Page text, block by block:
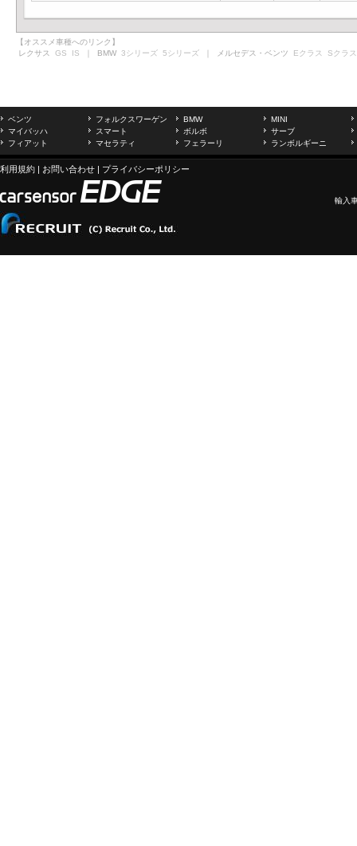
【オススメ車種へのリンク】
レクサス GS IS ｜ BMW 3シリーズ 5シリーズ ｜ メルセデス・ベンツ Eクラス Sクラス
ベンツ フォルクスワーゲン BMW
MINI
マイバッハ
スマート ボルボ
サーブ
フィアット
マセラティ フェラーリ ランボルギーニ
利用規約 | お問い合わせ | プライバシーポリシー
輸入